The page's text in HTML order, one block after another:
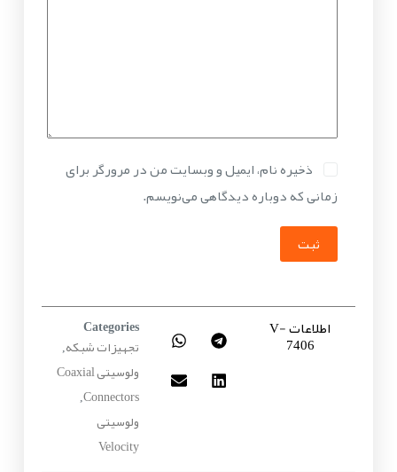
ذخیره نام، ایمیل و وبسایت من در مرورگر برای
زمانی که دوباره دیدگاهی می‌نویسم.
ثبت
اطلاعات V-
7406
Categories
تجهیزات شبکه,
ولوسیتی Coaxial
Connectors
,
ولوسیتی
Velocity